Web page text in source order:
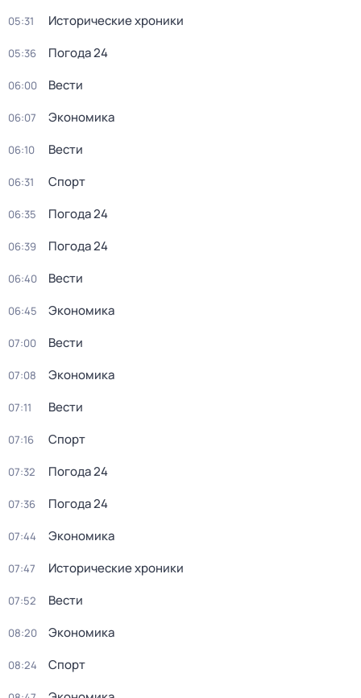
05:31 Исторические хроники
05:36 Погода 24
06:00 Вести
06:07 Экономика
06:10 Вести
06:31 Спорт
06:35 Погода 24
06:39 Погода 24
06:40 Вести
06:45 Экономика
07:00 Вести
07:08 Экономика
07:11 Вести
07:16 Спорт
07:32 Погода 24
07:36 Погода 24
07:44 Экономика
07:47 Исторические хроники
07:52 Вести
08:20 Экономика
08:24 Спорт